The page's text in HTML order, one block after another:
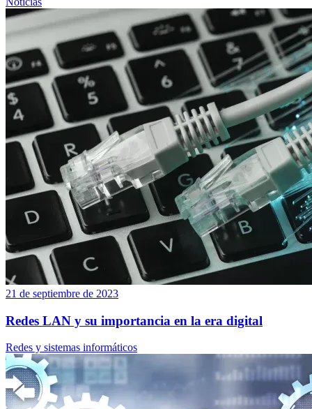
21 de septiembre de 2023
Redes LAN y su importancia en la era digital
Redes y sistemas informáticos